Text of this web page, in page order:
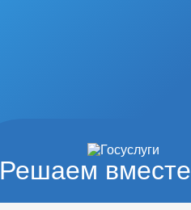
Решаем вместе